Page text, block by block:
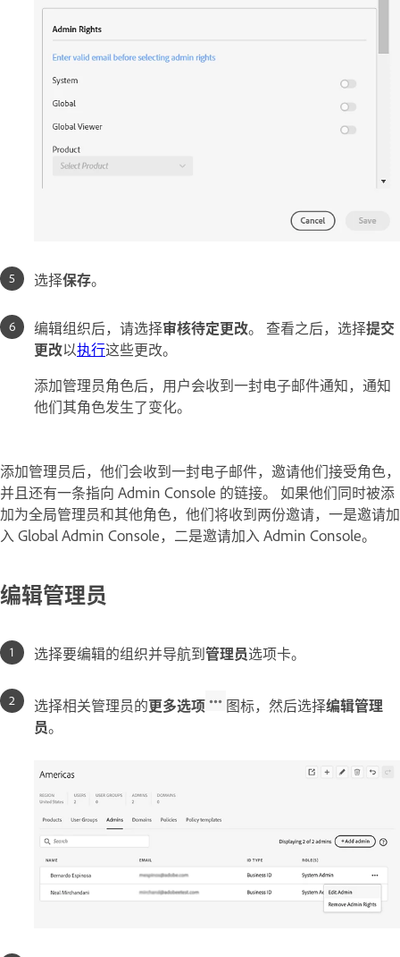
选择保存。
编辑组织后，请选择审核待定更改。 查看之后，选择提交
更改以执行这些更改。
添加管理员角色后，用户会收到一封电子邮件通知，通知
他们其角色发生了变化。
添加管理员后，他们会收到一封电子邮件，邀请他们接受角色，
并且还有一条指向 Admin Console 的链接。 如果他们同时被添
加为全局管理员和其他角色，他们将收到两份邀请，一是邀请加
入 Global Admin Console，二是邀请加入 Admin Console。
编辑管理员
选择要编辑的组织并导航到管理员选项卡。
选择相关管理员的更多选项 图标，然后选择编辑管理
员。